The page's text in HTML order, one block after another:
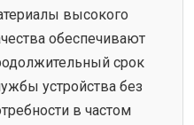
высокого
обеспечивают
срок
устройства без
в частом